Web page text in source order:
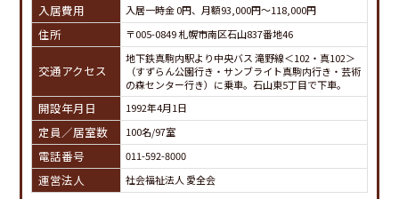
入居費用 入居一時金 0円、月額93,000円～118,000円
住所 〒005-0849 札幌市南区石山837番地46
交通アクセス
地下鉄真駒内駅より中央バス 滝野線＜102・真102＞
（すずらん公園行き・サンブライト真駒内行き・芸術
の森センター行き）に乗車。石山東5丁目で下車。
開設年月日 1992年4月1日
定員／居室数 100名/97室
電話番号 011-592-8000
運営法人 社会福祉法人 愛全会